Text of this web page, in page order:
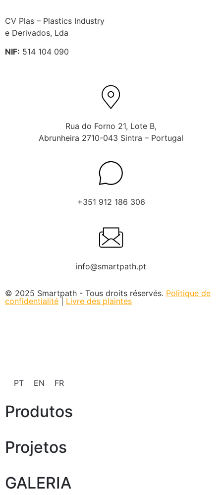
CV Plas – Plastics Industry
e Derivados, Lda
NIF: 514 104 090
Rua do Forno 21, Lote B,
Abrunheira 2710-043 Sintra – Portugal
+351 912 186 306
info@smartpath.pt
© 2025 Smartpath - Tous droits réservés. Politique de
confidentialité | Livre des plaintes
PT EN FR
Produtos
Projetos
GALERIA